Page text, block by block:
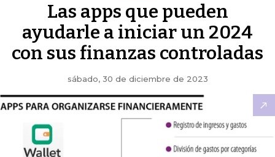
Las apps que pueden
ayudarle a iniciar un 2024
con sus finanzas controladas
sábado, 30 de diciembre de 2023